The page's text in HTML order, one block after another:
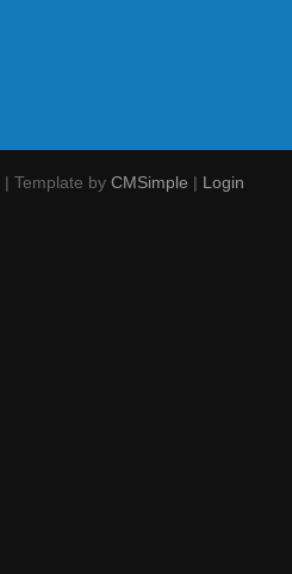
| Template by CMSimple | Login